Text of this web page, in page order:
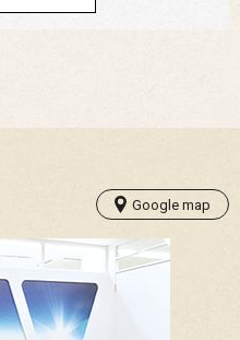
Google map